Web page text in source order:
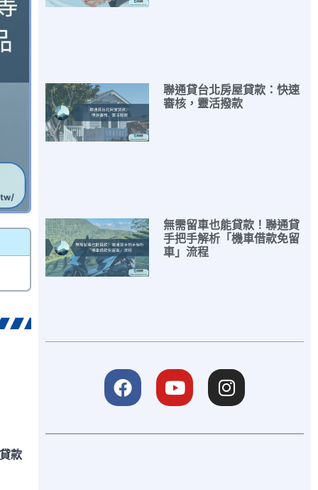
款
聯通貸台北房屋貸款：快速
審核，靈活撥款
無需留車也能貸款！聯通貸
手把手解析「機車借款免留
車」流程